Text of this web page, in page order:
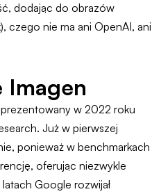
dodając do obrazów
czego nie ma ani OpenAI, ani
Imagen
w 2022 roku
Już w pierwszej
ponieważ w benchmarkach
oferując niezwykle
Google rozwijał